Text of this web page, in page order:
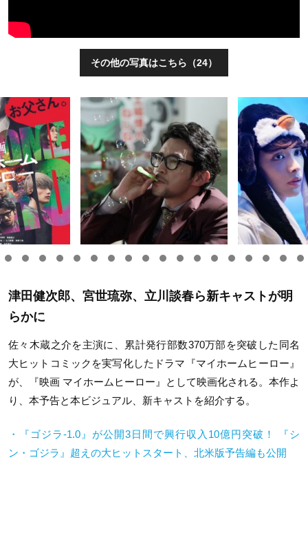
その他の写真はこちら（24）
津田健次郎、宮世琉弥、立川談春ら新キャストが明
らかに
佐々木蔵之介を主演に、累計発行部数370万部を突破した同名
大ヒットコミックを実写化したドラマ『マイホームヒーロー』
が、『映画 マイホームヒーロー』として映画化される。本作よ
り、本予告と本ビジュアル、新キャストを紹介する。
・『ゴジラ-1.0』が公開3日間で興行収入10億円突破！ 『シ
ン・ゴジラ』超えの大ヒットスタート、北米版予告編も公開